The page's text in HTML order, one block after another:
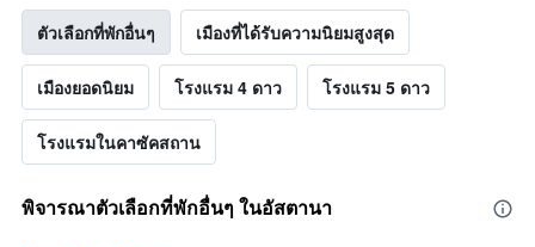
ตัวเลือกที่พักอื่นๆ เมืองที่ได้รับความนิยมสูงสุด
เมืองยอดนิยม โรงแรม 4 ดาว โรงแรม 5 ดาว
โรงแรมในคาซัคสถาน
พิจารณาตัวเลือกที่พักอื่นๆ ในอัสตานา